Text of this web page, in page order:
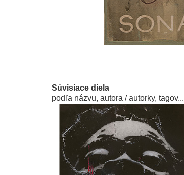
Súvisiace diela
podľa názvu, autora / autorky, tagov...